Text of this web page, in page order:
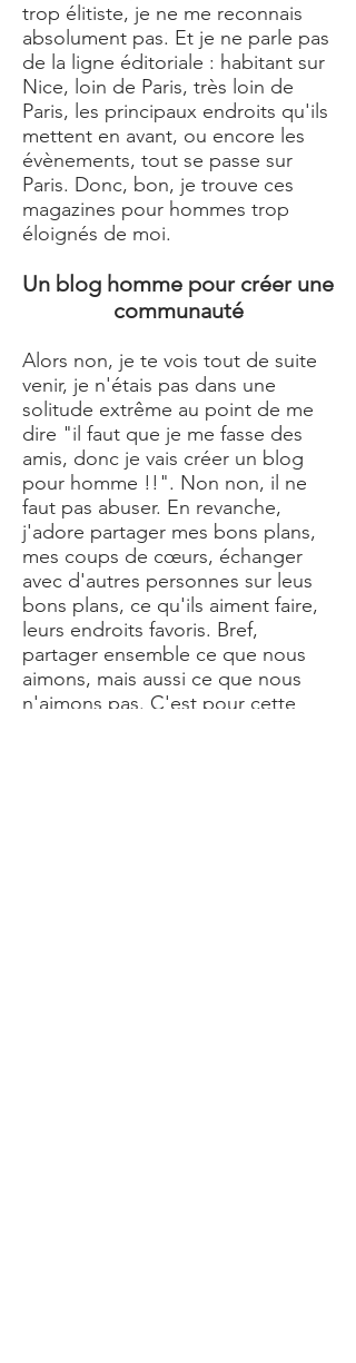
trop élitiste, je ne me reconnais
absolument pas. Et je ne parle pas
de la ligne éditoriale : habitant sur
Nice, loin de Paris, très loin de
Paris, les principaux endroits qu'ils
mettent en avant, ou encore les
évènements, tout se passe sur
Paris. Donc, bon, je trouve ces
magazines pour hommes trop
éloignés de moi.
Un blog homme pour créer une
communauté
Alors non, je te vois tout de suite
venir, je n'étais pas dans une
solitude extrême au point de me
dire "il faut que je me fasse des
amis, donc je vais créer un blog
pour homme !!". Non non, il ne
faut pas abuser. En revanche,
j'adore partager mes bons plans,
mes coups de cœurs, échanger
avec d'autres personnes sur leus
bons plans, ce qu'ils aiment faire,
leurs endroits favoris. Bref,
partager ensemble ce que nous
aimons, mais aussi ce que nous
n'aimons pas. C'est pour cette